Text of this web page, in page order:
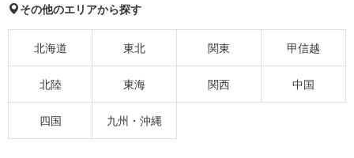
その他のエリアから探す
北海道 東北 関東 甲信越
北陸 東海 関西 中国
四国 九州・沖縄